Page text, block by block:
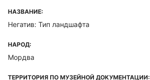
НАЗВАНИЕ:
Негатив: Тип ландшафта
НАРОД:
Мордва
ТЕРРИТОРИЯ ПО МУЗЕЙНОЙ ДОКУМЕНТАЦИИ: